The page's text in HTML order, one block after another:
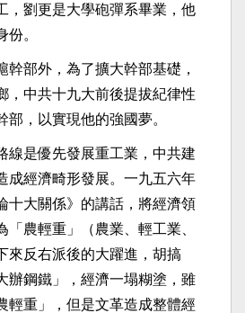
，劉更是大學砲彈系畢業，他
。
幹部外，為了擴大幹部基礎，
，中共十九大前後提拔紀律性
部，以實現他的強國夢。
線是優先發展重工業，中共建
成經濟畸形發展。一九五六年
十大關係》的講話，將經濟領
「農輕重」（農業、輕工業、
來反右派後的大躍進，胡搞
辦鋼鐵」，經濟一塌糊塗，雖
輕重」，但是文革造成整體經